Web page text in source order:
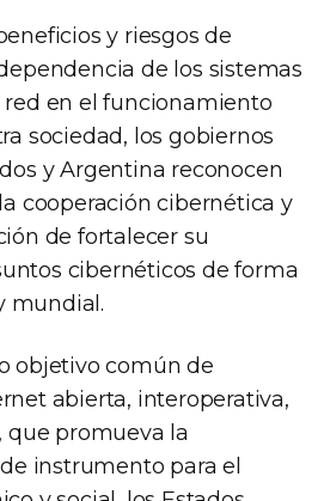
y riesgos de
de los sistemas
en el funcionamiento
sociedad, los gobiernos
y Argentina reconocen
cooperación cibernética y
de fortalecer su
cibernéticos de forma
mundial.
objetivo común de
abierta, interoperativa,
que promueva la
instrumento para el